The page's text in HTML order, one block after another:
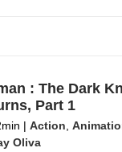
: The Dark
Part 1
| Action
Oliva